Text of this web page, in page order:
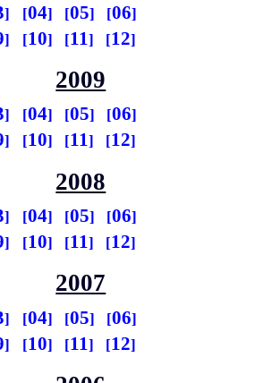
04 05
06
10 11 12
2009
04 05
06
10 11 12
2008
04 05
06
10 11 12
2007
04 05
06
10 11 12